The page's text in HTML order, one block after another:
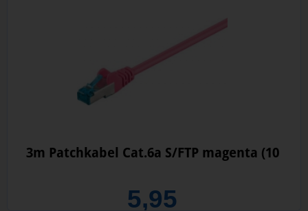
3m Patchkabel Cat.6a S/FTP magenta (10
5,95